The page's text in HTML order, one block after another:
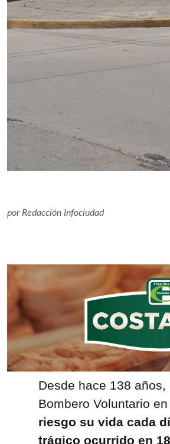
porRedacción Infociudad
Desde hace 138
Bombero Voluntario en
riesgo su vida cada
trágico ocurrido en